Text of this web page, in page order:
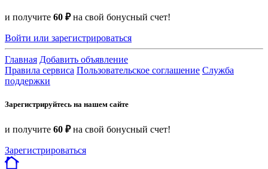
и получите 60 ₽на свой бонусный счет!
Войти или зарегистрироваться
Главная Добавить объявление
Правила сервиса Пользовательское соглашение Служба
поддержки
Зарегистрируйтесь на нашем сайте
и получите 60 ₽на свой бонусный счет!
Зарегистрироваться